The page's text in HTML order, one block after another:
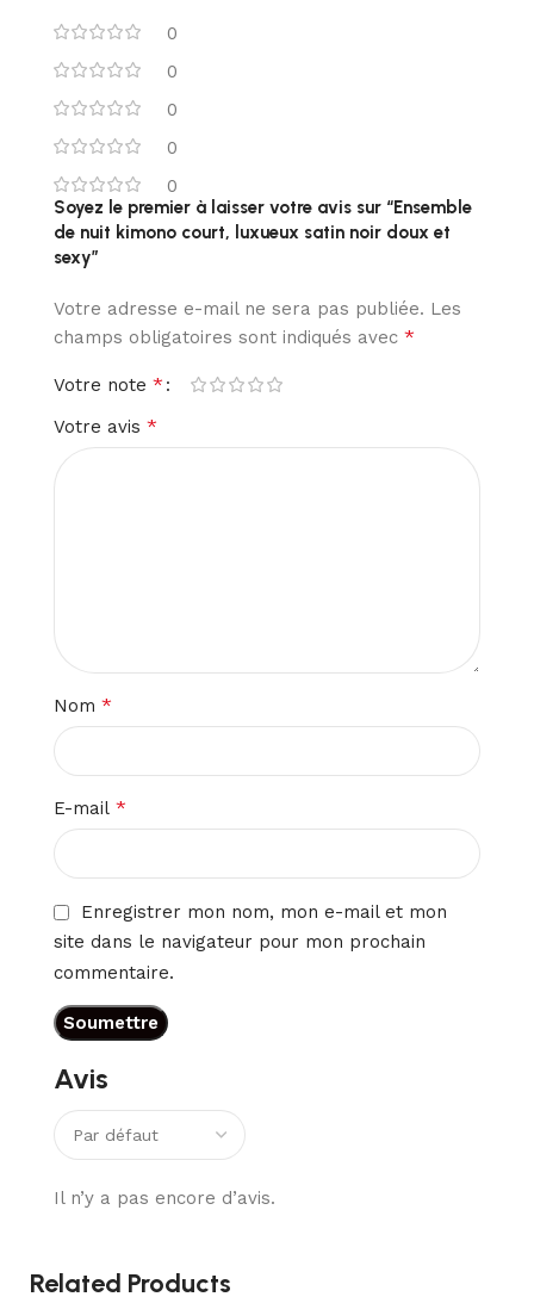
0
0
0
0
0
Avis
Il n’y a pas encore d’avis.
Soyez le premier à laisser votre avis sur “Ensemble
de nuit kimono court, luxueux satin noir doux et
sexy”
Votre adresse e-mail ne sera pas publiée. Les
champs obligatoires sont indiqués avec *
Votre note *
Votre avis *
Nom *
E-mail *
Enregistrer mon nom, mon e-mail et mon
site dans le navigateur pour mon prochain
commentaire.
Related Products